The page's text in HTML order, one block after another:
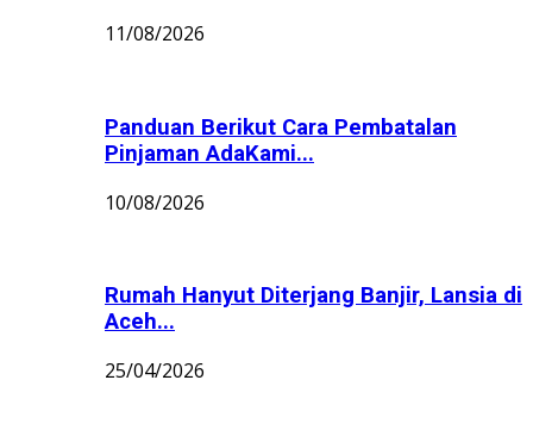
11/08/2026
Panduan Berikut Cara Pembatalan
Pinjaman AdaKami...
10/08/2026
Rumah Hanyut Diterjang Banjir, Lansia di
Aceh...
25/04/2026